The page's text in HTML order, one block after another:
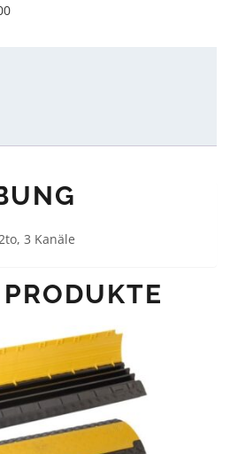
3 Kanäle